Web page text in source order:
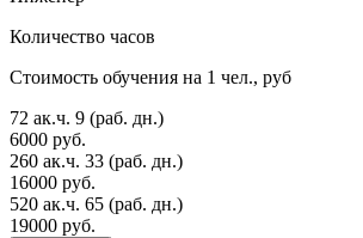
Количество часов
Стоимость обучения на 1 чел., руб
72 ак.ч. 9 (раб. дн.)
6000 руб.
260 ак.ч. 33 (раб. дн.)
16000 руб.
520 ак.ч. 65 (раб. дн.)
19000 руб.